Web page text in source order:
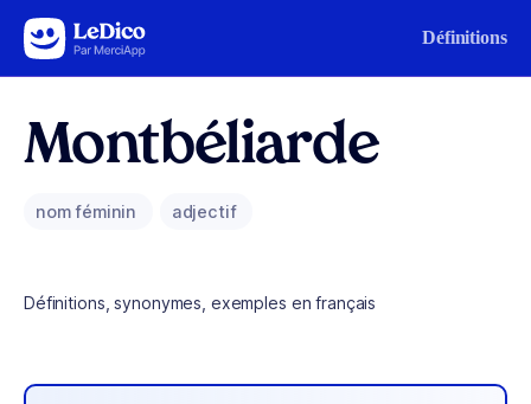
Aller au contenu Définitions
Montbéliarde
nom féminin adjectif
Définitions, synonymes, exemples en français